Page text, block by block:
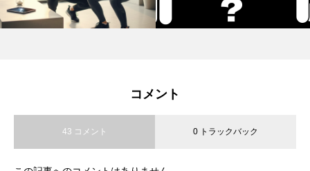
コメント
43 コメント 0 トラックバック